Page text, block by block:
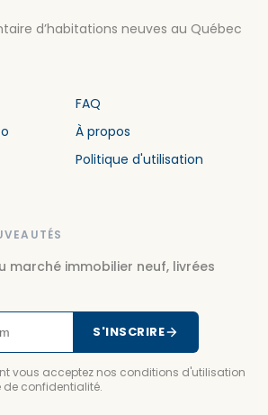
d’habitations neuves au Québec
FAQ
À propos
Politique d'utilisation
marché immobilier neuf, livrées
S'INSCRIRE
vous acceptez nos conditions d'utilisation
de confidentialité.